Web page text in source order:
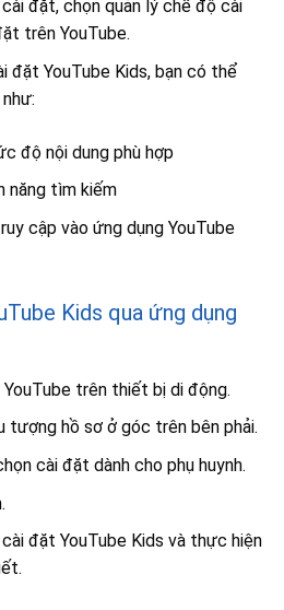
đặt, chọn quản lý chế độ cài
trên YouTube.
đặt YouTube Kids, bạn có thể
độ nội dung phù hợp
năng tìm kiếm
cập vào ứng dụng YouTube
Kids qua ứng dụng
trên thiết bị di động.
tượng hồ sơ ở góc trên bên phải.
cài đặt dành cho phụ huynh.
đặt YouTube Kids và thực hiện